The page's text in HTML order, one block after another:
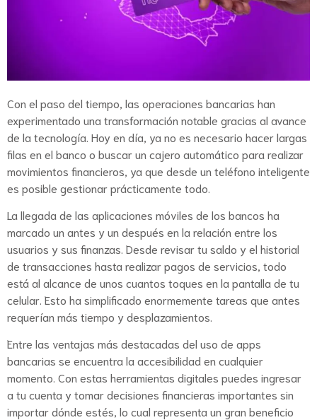
Con el paso del tiempo, las operaciones bancarias han
experimentado una transformación notable gracias al avance
de la tecnología. Hoy en día, ya no es necesario hacer largas
filas en el banco o buscar un cajero automático para realizar
movimientos financieros, ya que desde un teléfono inteligente
es posible gestionar prácticamente todo.
La llegada de las aplicaciones móviles de los bancos ha
marcado un antes y un después en la relación entre los
usuarios y sus finanzas. Desde revisar tu saldo y el historial
de transacciones hasta realizar pagos de servicios, todo
está al alcance de unos cuantos toques en la pantalla de tu
celular. Esto ha simplificado enormemente tareas que antes
requerían más tiempo y desplazamientos.
Entre las ventajas más destacadas del uso de apps
bancarias se encuentra la accesibilidad en cualquier
momento. Con estas herramientas digitales puedes ingresar
a tu cuenta y tomar decisiones financieras importantes sin
importar dónde estés, lo cual representa un gran beneficio